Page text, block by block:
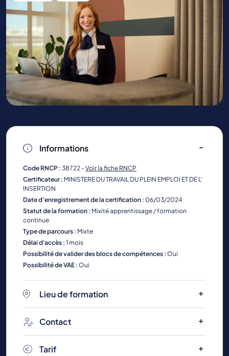
Informations
Code RNCP : 38722 - Voir la fiche RNCP
Certificateur : MINISTERE DU TRAVAIL DU PLEIN EMPLOI ET DE L'
INSERTION
Date d’enregistrement de la certification : 06/03/2024
Statut de la formation : Mixité apprentissage / formation
continue
Type de parcours : Mixte
Délai d'accès : 1 mois
Possibilité de valider des blocs de compétences : Oui
Possibilité de VAE : Oui
Lieu de formation
Contact
Tarif